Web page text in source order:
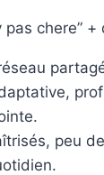
chere” +
peu